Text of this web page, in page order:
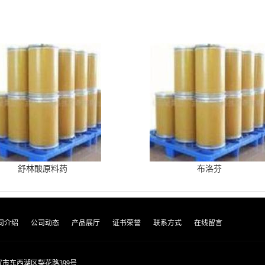
舒林酸原料药 布洛芬
介绍 公司动态 产品展厅 证书荣誉 联系方式 在线留言
市东西湖区梨花路399号